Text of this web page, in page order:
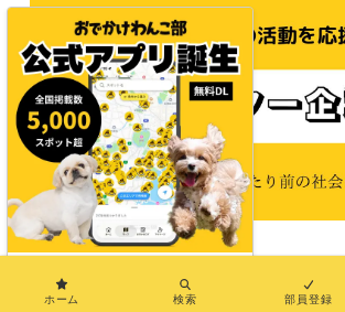
© 2021おでかけわんこ部
ホーム 検索 部員登録